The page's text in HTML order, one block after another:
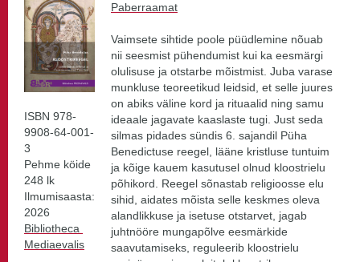
ISBN 978-
9908-64-001-
3
Pehme köide
248 lk
Ilmumisaasta:
2026
Bibliotheca
Mediaevalis
Paberraamat
Vaimsete sihtide poole püüdlemine nõuab
nii seesmist pühendumist kui ka eesmärgi
olulisuse ja otstarbe mõistmist. Juba varase
munkluse teoreetikud leidsid, et selle juures
on abiks väline kord ja rituaalid ning samu
ideaale jagavate kaaslaste tugi. Just seda
silmas pidades sündis 6. sajandil Püha
Benedictuse reegel, lääne kristluse tuntuim
ja kõige kauem kasutusel olnud kloostrielu
põhikord. Reegel sõnastab religioosse elu
sihid, aidates mõista selle keskmes oleva
alandlikkuse ja isetuse otstarvet, jagab
juhtnööre mungapõlve eesmärkide
saavutamiseks, reguleerib kloostrielu